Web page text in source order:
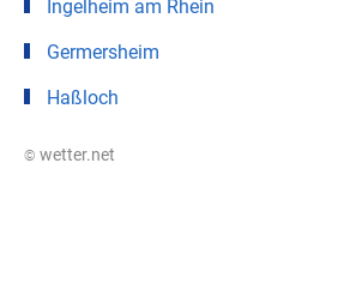
Ingelheim am Rhein
Germersheim
Haßloch
© wetter.net